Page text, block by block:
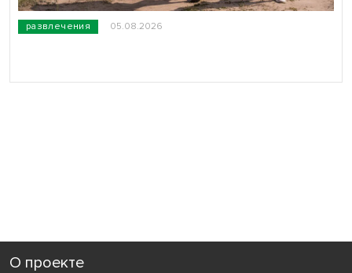
развлечения 05.08.2026
О проекте